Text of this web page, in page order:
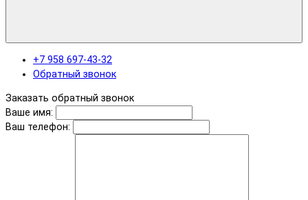
+7 958 697-43-32
Обратный звонок
Заказать обратный звонок
Ваше имя:
Ваш телефон: